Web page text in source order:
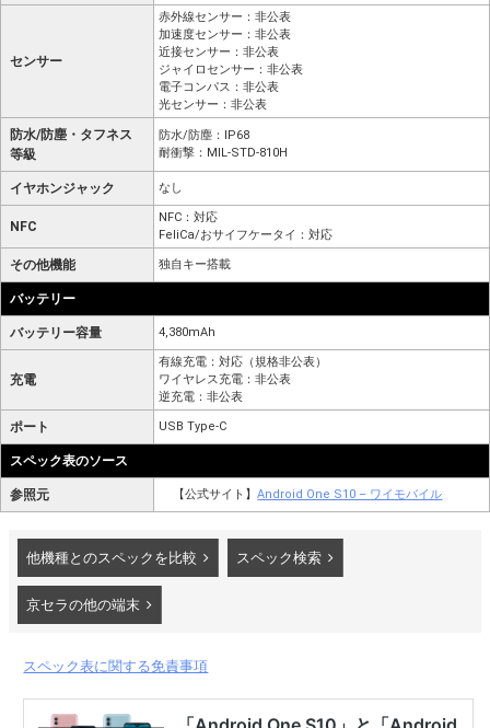
センサー
赤外線センサー：非公表
加速度センサー：非公表
近接センサー：非公表
ジャイロセンサー：非公表
電子コンパス：非公表
光センサー：非公表
防水/防塵・タフネス
等級
防水/防塵：IP68
耐衝撃：MIL-STD-810H
イヤホンジャック なし
NFC
NFC：対応
FeliCa/おサイフケータイ：対応
その他機能 独自キー搭載
バッテリー
バッテリー容量 4,380mAh
充電
有線充電：対応（規格非公表）
ワイヤレス充電：非公表
逆充電：非公表
ポート USB Type-C
スペック表のソース
参照元 【公式サイト】Android One S10 – ワイモバイル
他機種とのスペックを比較 スペック検索
京セラの他の端末
スペック表に関する免責事項